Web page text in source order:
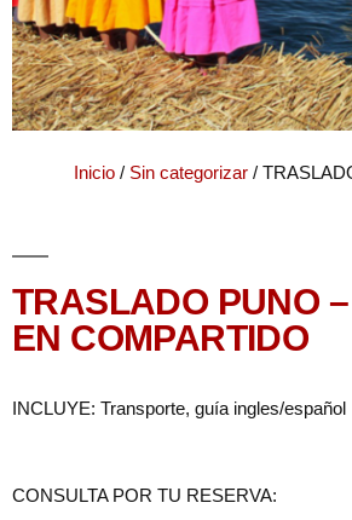
Inicio / Sin categorizar /
TRASLADO PUNO
EN COMPARTIDO
INCLUYE: Transporte, guía ingles/español
CONSULTA POR TU RESERVA: